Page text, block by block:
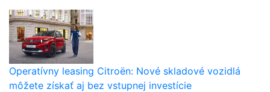
Operatívny leasing Citroën: Nové skladové vozidlá
môžete získať aj bez vstupnej investície